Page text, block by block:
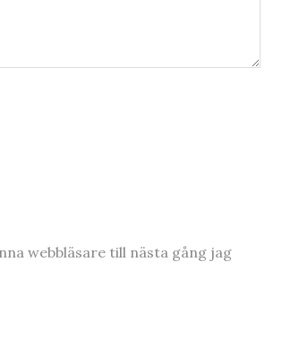
webbläsare till nästa gång jag